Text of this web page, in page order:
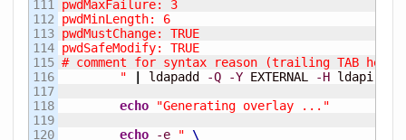
111
112
113
114
115
116
117
118
119
120
pwdMaxFailure: 3
pwdMinLength: 6
pwdMustChange: TRUE
pwdSafeModify: TRUE
# comment for syntax reason (trailing TAB
        "
ldapadd -Q -Y EXTERNAL -H ldapi:
echo
"Generating overlay ..."
echo
-e "